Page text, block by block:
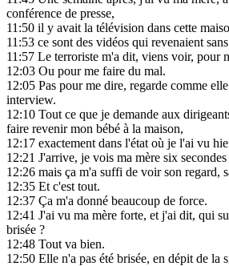
conférence de presse,
11:50 il y avait la télévision dans cette
11:53 ce sont des vidéos qui revenaient
11:57 Le terroriste m'a dit, viens voir, pour
12:03 Ou pour me faire du mal.
12:05 Pas pour me dire, regarde comme
interview.
12:10 Tout ce que je demande aux
faire revenir mon bébé à la maison,
12:17 exactement dans l'état où je l'ai vu
12:21 J'arrive, je vois ma mère six secondes
12:26 mais ça m'a suffi de voir son regard,
12:35 Et c'est tout.
12:37 Ça m'a donné beaucoup de force.
12:41 J'ai vu ma mère forte, et j'ai dit, qui
brisée ?
12:48 Tout va bien.
12:50 Elle n'a pas été brisée, en dépit de la